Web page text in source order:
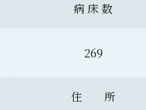
病 床 数
269
住 所